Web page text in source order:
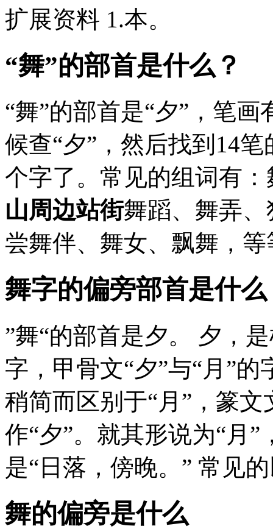
扩展资料 1.本。
“舞”的部首是什么？
“舞”的部首是“夕”，笔
候查“夕”，然后找到14
个字了。常见的组词有
山周边站街舞蹈、舞弄
尝舞伴、舞女、飘舞，
舞字的偏旁部首是什么
”舞“的部首是夕。 夕，
字，甲骨文“夕”与“月”
稍简而区别于“月”，篆
作“夕”。就其形说为“月
是“日落，傍晚。” 常见
舞的偏旁是什么